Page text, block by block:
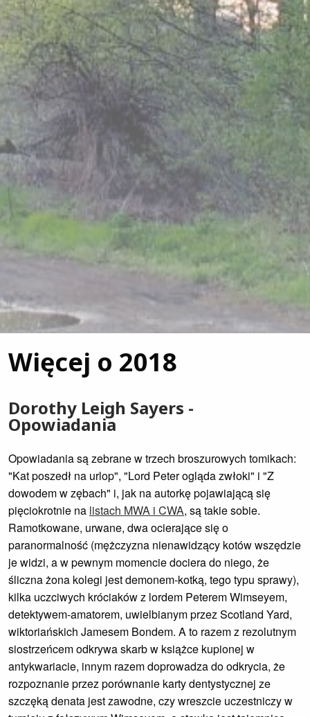
Więcej o 2018
Dorothy Leigh Sayers -
Opowiadania
Opowiadania są zebrane w trzech broszurowych tomikach:
"Kat poszedł na urlop", "Lord Peter ogląda zwłoki" i "Z
dowodem w zębach" i, jak na autorkę pojawiającą się
pięciokrotnie na listach MWA i CWA, są takie sobie.
Ramotkowane, urwane, dwa ocierające się o
paranormalność (mężczyzna nienawidzący kotów wszędzie
je widzi, a w pewnym momencie dociera do niego, że
śliczna żona kolegi jest demonem-kotką, tego typu sprawy),
kilka uczciwych króciaków z lordem Peterem Wimseyem,
detektywem-amatorem, uwielbianym przez Scotland Yard,
wiktoriańskich Jamesem Bondem. A to razem z rezolutnym
siostrzeńcem odkrywa skarb w książce kupionej w
antykwariacie, innym razem doprowadza do odkrycia, że
rozpoznanie przez porównanie karty dentystycznej ze
szczęką denata jest zawodne, czy wreszcie uczestniczy w